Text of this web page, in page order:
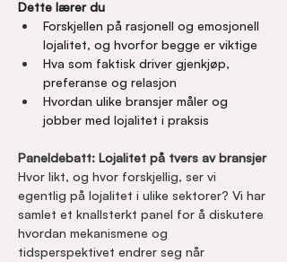
Dette lærer du
Forskjellen på rasjonell og emosjonell
lojalitet, og hvorfor begge er viktige
Hva som faktisk driver gjenkjøp,
preferanse og relasjon
Hvordan ulike bransjer måler og
jobber med lojalitet i praksis
Paneldebatt: Lojalitet på tvers av bransjer
Hvor likt, og hvor forskjellig, ser vi
egentlig på lojalitet i ulike sektorer? Vi har
samlet et knallsterkt panel for å diskutere
hvordan mekanismene og
tidsperspektivet endrer seg når